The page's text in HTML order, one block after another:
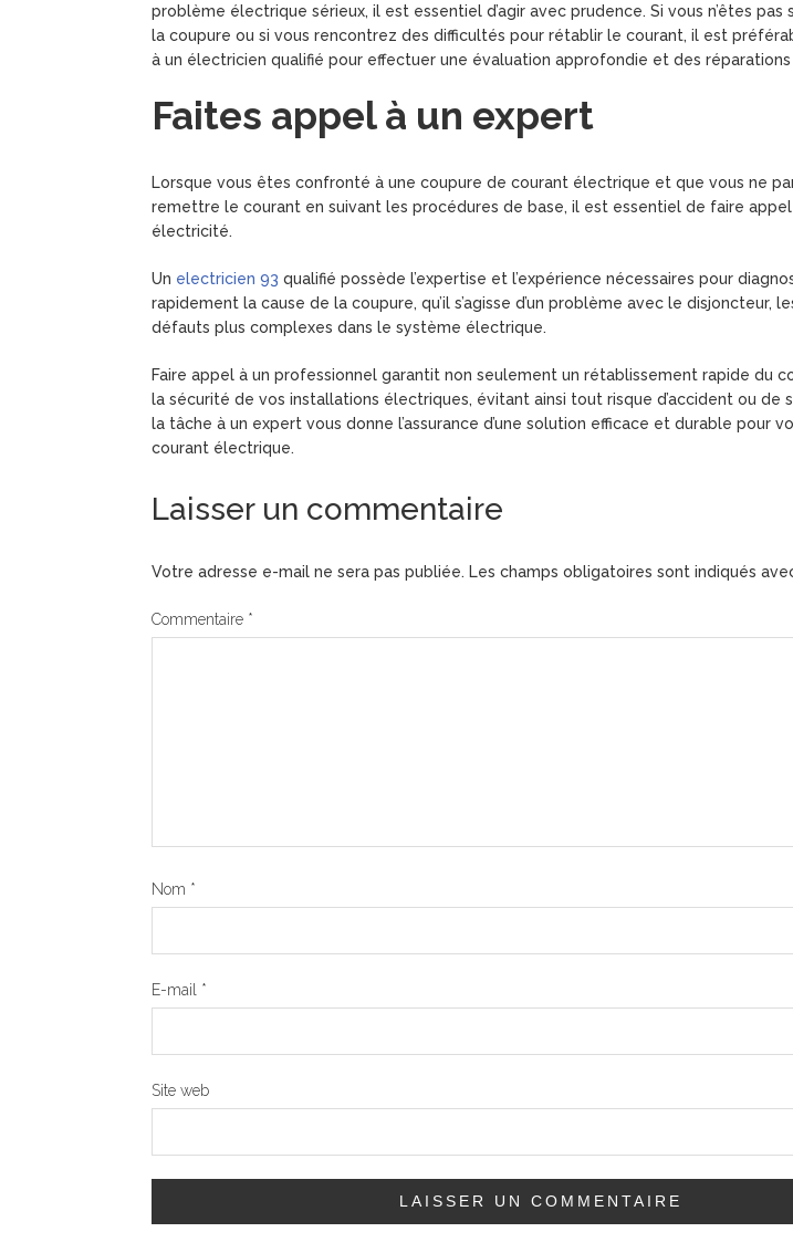
problème électrique sérieux, il est essentiel d’agir avec prudence. Si vous n’êtes pas
la coupure ou si vous rencontrez des difficultés pour rétablir le courant, il est
à un électricien qualifié pour effectuer une évaluation approfondie et des
Faites appel à un expert
Lorsque vous êtes confronté à une coupure de courant électrique et que vous ne
remettre le courant en suivant les procédures de base, il est essentiel de faire
électricité.
Un electricien 93 qualifié possède l’expertise et l’expérience nécessaires pour
rapidement la cause de la coupure, qu’il s’agisse d’un problème avec le disjoncteur,
défauts plus complexes dans le système électrique.
Faire appel à un professionnel garantit non seulement un rétablissement rapide du
la sécurité de vos installations électriques, évitant ainsi tout risque d’accident ou de
la tâche à un expert vous donne l’assurance d’une solution efficace et durable pour
courant électrique.
Laisser un commentaire
Votre adresse e-mail ne sera pas publiée. Les champs obligatoires sont indiqués
Commentaire *
Nom *
E-mail *
Site web